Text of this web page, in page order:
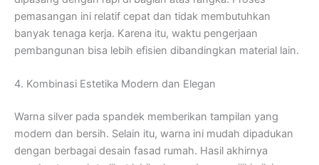
pemasangan ini relatif cepat dan tidak membutuhkan
banyak tenaga kerja. Karena itu, waktu pengerjaan
pembangunan bisa lebih efisien dibandingkan material lain.
4. Kombinasi Estetika Modern dan Elegan
Warna silver pada spandek memberikan tampilan yang
modern dan bersih. Selain itu, warna ini mudah dipadukan
dengan berbagai desain fasad rumah. Hasil akhirnya